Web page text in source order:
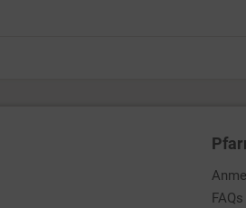
FAQs